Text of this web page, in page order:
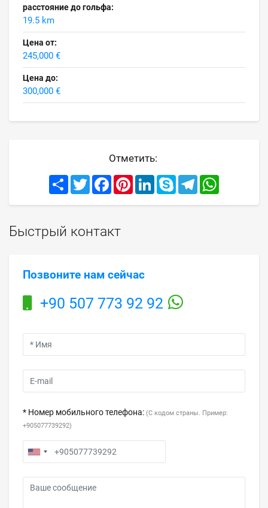
расстояние до гольфа:
19.5 km
Цена от:
245,000 €
Цена до:
300,000 €
Отметить:
Share TwitterFacebookPinterestLinkedInSkype Telegram
Быстрый контакт
Позвоните нам сейчас
+90 507 773 92 92
* Номер мобильного телефона: (С кодом страны. Пример:
+905077739292)